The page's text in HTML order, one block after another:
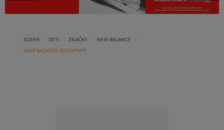
SIZEER DETI ZNAČKY NEW BALANCE
NEW BALANCE KV620PVP5